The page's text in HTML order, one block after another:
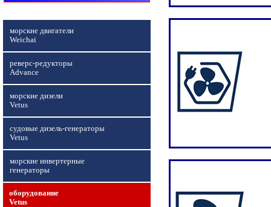
морские двигатели
Weichai
реверс-редукторы
Advance
морские дизели
Vetus
судовые дизель-генераторы
Vetus
морские инвертерные
генераторы
оборудование
Vetus